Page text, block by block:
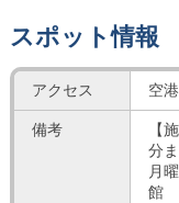
スポット情報
アクセス 空
備考
【
分
月
館